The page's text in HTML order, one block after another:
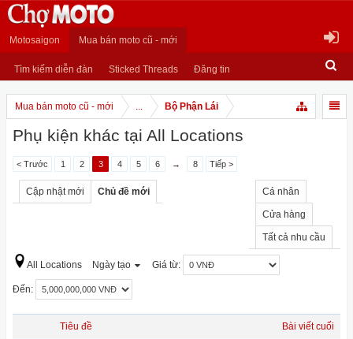
Motosaigon Mua bán moto cũ - mới
Tìm kiếm diễn đàn Sticked Threads Đăng tin
Mua bán moto cũ - mới ... Bộ Phận Lái
Phụ kiện khác tại All Locations
< Trước 1 2 3 4 5 6 → 8 Tiếp >
Cập nhật mới Chủ đề mới Cá nhân
Cửa hàng
Tất cả nhu cầu
All Locations Ngày tạo Giá từ:
Đến:
Tiêu đề Bài viết cuối